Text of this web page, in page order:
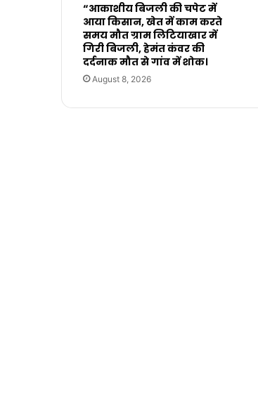
“आकाशीय बिजली की चपेट में
आया किसान, खेत में काम करते
समय मौत ग्राम लिटियाखार में
गिरी बिजली, हेमंत कंवर की
दर्दनाक मौत से गांव में शोक।
August 8, 2026